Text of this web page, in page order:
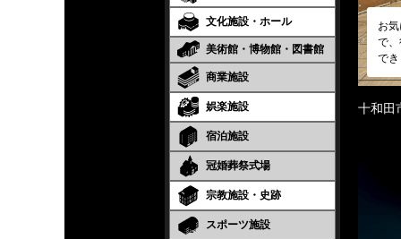
文化施設・ホール
美術館・博物館・図書館
商業施設
娯楽施設
宿泊施設
冠婚葬祭式場
宗教施設・史跡
スポーツ施設
お
で
で
十和田